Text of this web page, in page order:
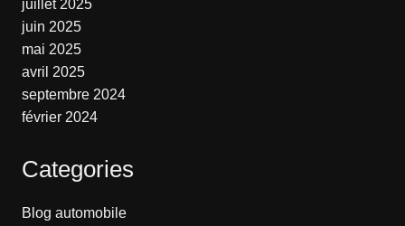
juillet 2025
juin 2025
mai 2025
avril 2025
septembre 2024
février 2024
Categories
Blog automobile